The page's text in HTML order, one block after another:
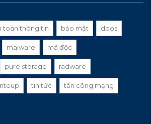
toàn thông tin bảo mật ddos
malware mã độc
pure storage radware
tin tức tấn công mạng